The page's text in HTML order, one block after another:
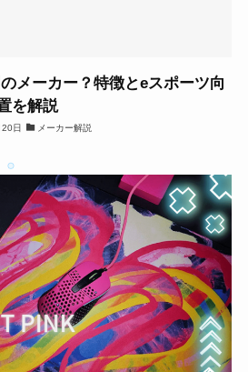
レビュー
め製品・比較
・設定ガイド
トラブル対策
メーカー？特徴とeスポーツ向
を解説
日 メーカー解説